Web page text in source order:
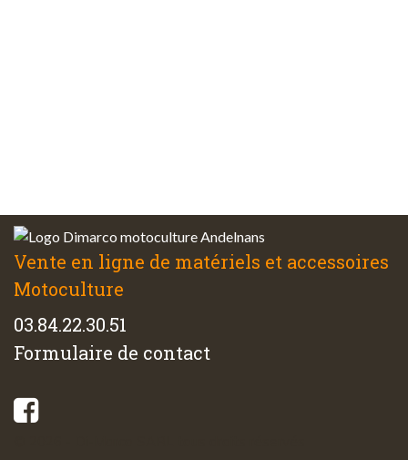
Vente en ligne de matériels et accessoires
Motoculture
03.84.22.30.51
Formulaire de contact